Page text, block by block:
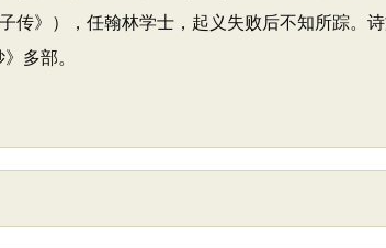
传》），任翰林学士，起义失败后不知所踪。
多部。